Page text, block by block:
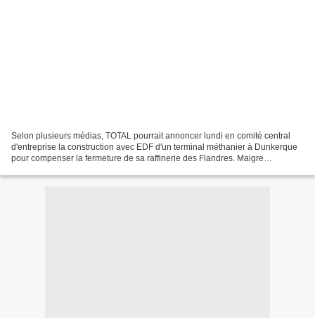
Selon plusieurs médias, TOTAL pourrait annoncer lundi en comité central
d'entreprise la construction avec EDF d'un terminal méthanier à Dunkerque
pour compenser la fermeture de sa raffinerie des Flandres. Maigre